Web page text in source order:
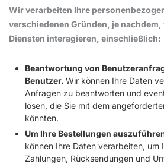
Wir verarbeiten Ihre
verschiedenen Gründen, je nachdem,
Diensten interagieren, einschließlich:
Beantwortung von
Benutzer. Wir können Ihre Daten
Anfragen zu beantworten und
lösen, die Sie mit dem
könnten.
Um Ihre Bestellungen
können Ihre Daten verarbeiten, um
Zahlungen, Rücksendungen und